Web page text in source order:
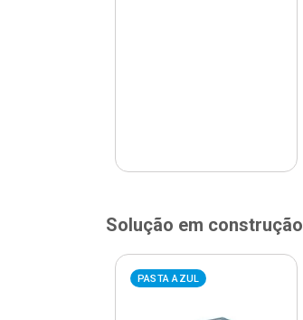
Solução em construção
PASTA AZUL